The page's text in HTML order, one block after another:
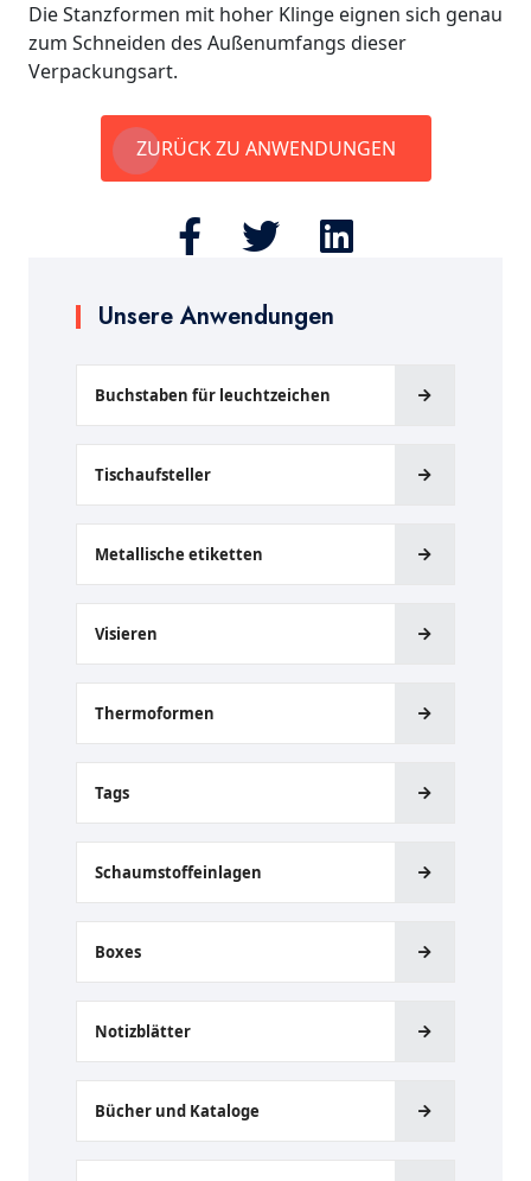
Unsere Anwendungen
Buchstaben für leuchtzeichen
Tischaufsteller
Metallische etiketten
Visieren
Thermoformen
Tags
Schaumstoffeinlagen
Boxes
Notizblätter
Bücher und Kataloge
Die Stanzformen mit hoher Klinge eignen sich genau
zum Schneiden des Außenumfangs dieser
Verpackungsart.
ZURÜCK ZU ANWENDUNGEN